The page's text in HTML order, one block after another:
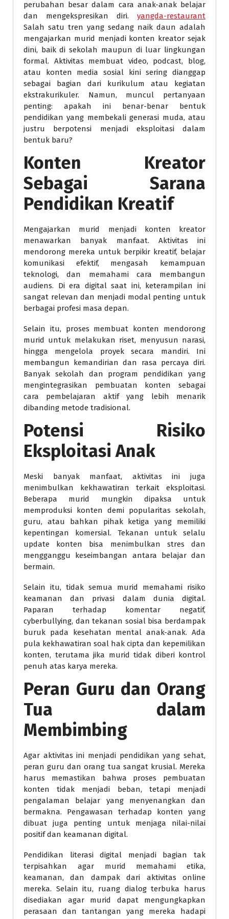
perubahan besar dalam cara anak-anak belajar
dan mengekspresikan diri. yangda-restaurant
Salah satu tren yang sedang naik daun adalah
mengajarkan murid menjadi konten kreator sejak
dini, baik di sekolah maupun di luar lingkungan
formal. Aktivitas membuat video, podcast, blog,
atau konten media sosial kini sering dianggap
sebagai bagian dari kurikulum atau kegiatan
ekstrakurikuler. Namun, muncul pertanyaan
penting: apakah ini benar-benar bentuk
pendidikan yang membekali generasi muda, atau
justru berpotensi menjadi eksploitasi dalam
bentuk baru?
Konten Kreator
Sebagai Sarana
Pendidikan Kreatif
Mengajarkan murid menjadi konten kreator
menawarkan banyak manfaat. Aktivitas ini
mendorong mereka untuk berpikir kreatif, belajar
komunikasi efektif, mengasah kemampuan
teknologi, dan memahami cara membangun
audiens. Di era digital saat ini, keterampilan ini
sangat relevan dan menjadi modal penting untuk
berbagai profesi masa depan.
Selain itu, proses membuat konten mendorong
murid untuk melakukan riset, menyusun narasi,
hingga mengelola proyek secara mandiri. Ini
membangun kemandirian dan rasa percaya diri.
Banyak sekolah dan program pendidikan yang
mengintegrasikan pembuatan konten sebagai
cara pembelajaran aktif yang lebih menarik
dibanding metode tradisional.
Potensi Risiko
Eksploitasi Anak
Meski banyak manfaat, aktivitas ini juga
menimbulkan kekhawatiran terkait eksploitasi.
Beberapa murid mungkin dipaksa untuk
memproduksi konten demi popularitas sekolah,
guru, atau bahkan pihak ketiga yang memiliki
kepentingan komersial. Tekanan untuk selalu
update konten bisa menimbulkan stres dan
mengganggu keseimbangan antara belajar dan
bermain.
Selain itu, tidak semua murid memahami risiko
keamanan dan privasi dalam dunia digital.
Paparan terhadap komentar negatif,
cyberbullying, dan tekanan sosial bisa berdampak
buruk pada kesehatan mental anak-anak. Ada
pula kekhawatiran soal hak cipta dan kepemilikan
konten, terutama jika murid tidak diberi kontrol
penuh atas karya mereka.
Peran Guru dan Orang
Tua dalam
Membimbing
Agar aktivitas ini menjadi pendidikan yang sehat,
peran guru dan orang tua sangat krusial. Mereka
harus memastikan bahwa proses pembuatan
konten tidak menjadi beban, tetapi menjadi
pengalaman belajar yang menyenangkan dan
bermakna. Pengawasan terhadap konten yang
dibuat juga penting untuk menjaga nilai-nilai
positif dan keamanan digital.
Pendidikan literasi digital menjadi bagian tak
terpisahkan agar murid memahami etika,
keamanan, dan dampak dari aktivitas online
mereka. Selain itu, ruang dialog terbuka harus
disediakan agar murid dapat mengungkapkan
perasaan dan tantangan yang mereka hadapi